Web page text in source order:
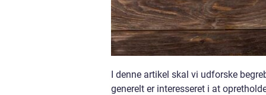
I denne artikel skal vi udforske
generelt er interesseret i at